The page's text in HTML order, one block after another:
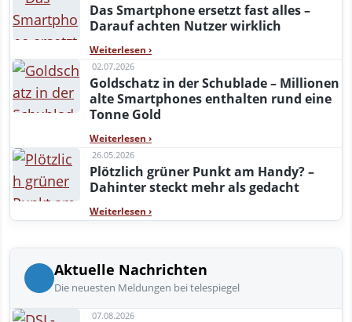
Das Smartphone ersetzt fast alles –
Darauf achten Nutzer wirklich
Weiterlesen ›
02.07.2026
Goldschatz in der Schublade – Millionen
alte Smartphones enthalten rund eine
Tonne Gold
Weiterlesen ›
26.05.2026
Plötzlich grüner Punkt am Handy? –
Dahinter steckt mehr als gedacht
Weiterlesen ›
Aktuelle Nachrichten
Die neuesten Meldungen bei telespiegel
07.08.2026